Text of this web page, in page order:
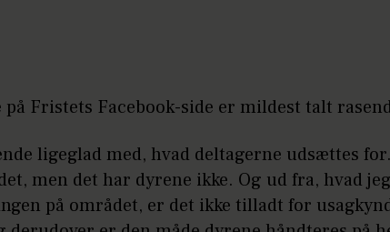
Fristets Facebook-side er mildest talt
ligeglad med, hvad deltagerne udsættes
men det har dyrene ikke. Og ud fra, hvad
på området, er det ikke tilladt for